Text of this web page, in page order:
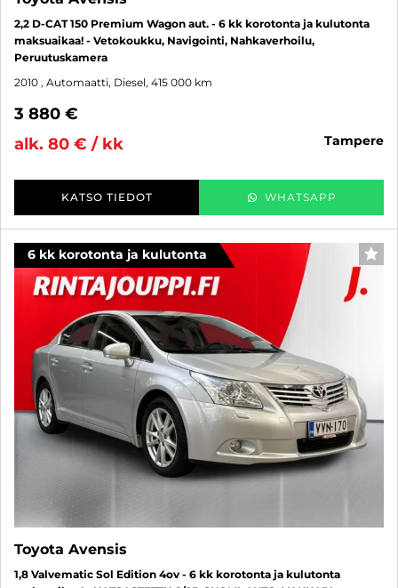
2,2 D-CAT 150 Premium Wagon aut. - 6 kk korotonta ja kulutonta
maksuaikaa! - Vetokoukku, Navigointi, Nahkaverhoilu,
Peruutuskamera
2010 , Automaatti, Diesel, 415 000 km
3 880 €
alk. 80 € / kk
tampere
KATSO TIEDOT WHATSAPP
6 kk korotonta ja kulutonta
Toyota Avensis
1,8 Valvematic Sol Edition 4ov - 6 kk korotonta ja kulutonta